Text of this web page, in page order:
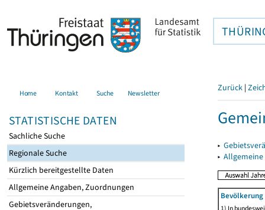
Home Kontakt Suche Newsletter
STATISTISCHE DATEN
Sachliche Suche
Regionale Suche
Kürzlich bereitgestellte Daten
Allgemeine Angaben, Zuordnungen
Gebietsveränderungen,
Zurück |
▸
▸